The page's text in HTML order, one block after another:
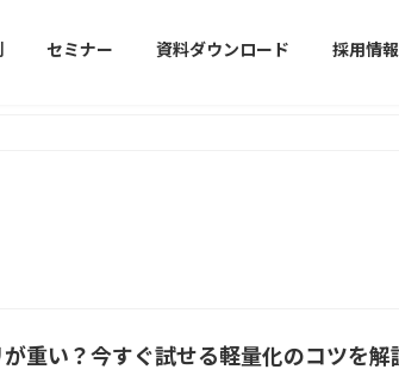
セミナー 資料ダウンロード 採用情報
重い？今すぐ試せる軽量化のコツを解